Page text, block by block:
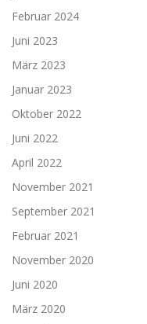
Februar 2024
Juni 2023
März 2023
Januar 2023
Oktober 2022
Juni 2022
April 2022
November 2021
September 2021
Februar 2021
November 2020
Juni 2020
März 2020